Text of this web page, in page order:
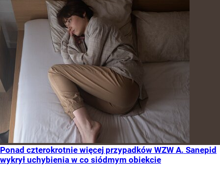
Ponad czterokrotnie więcej przypadków WZW A. Sanepid
wykrył uchybienia w co siódmym obiekcie